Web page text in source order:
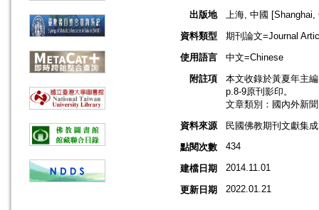
出版地
上海, 中國 [Shanghai,
資料類型
期刊論文=Journal
使用語言
中文=Chinese
附註項
本文收錄於黃夏年主
p.8-9原刊影印。
文章類別：國內外新
資料來源
民國佛教期刊文獻集
點閱次數
434
建檔日期 2014.11.01
更新日期 2022.01.21